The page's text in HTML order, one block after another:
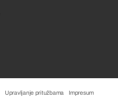
Upravljanje pritužbama Impresum